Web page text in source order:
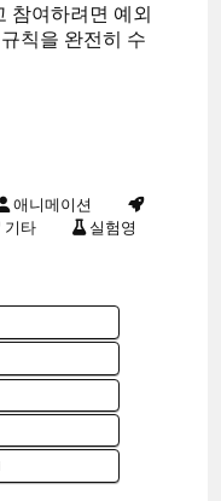
참여하려면 예외
칙을 완전히 수
애니메이션
기타
실험영